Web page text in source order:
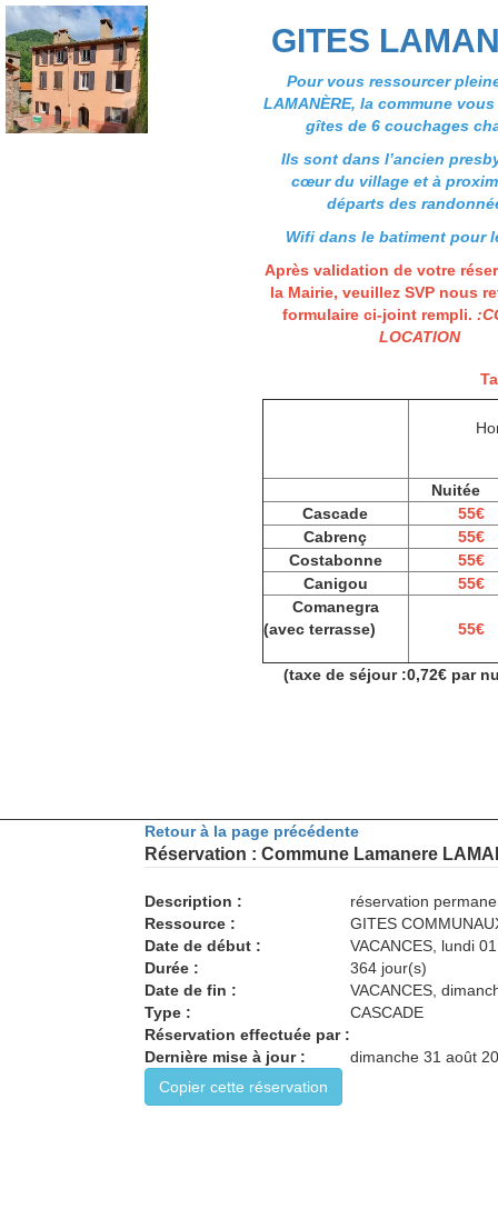
GITES
Pour vous ressourcer
LAMANÈRE, la commune
gîtes de 6 couchages
Ils sont dans l’ancien
cœur du village et à
départs des
Wifi dans le batiment pour
Après validation de votre
la Mairie, veuillez SVP nous
formulaire ci-joint rempli. :
LOCATION
Nuitée
Cascade
55€
Cabrenç
55€
Costabonne
55€
Canigou
55€
Comanegra
(avec terrasse)
55€
(taxe de séjour :0,72€ par
Retour à la page précédente
Réservation : Commune Lamanere
Description :
réservation
Ressource :
GITES
Date de début :
VACANCES, lundi
Durée :
364 jour(s)
Date de fin :
VACANCES,
Type :
CASCADE
Réservation effectuée par :
Dernière mise à jour :
dimanche 31 août